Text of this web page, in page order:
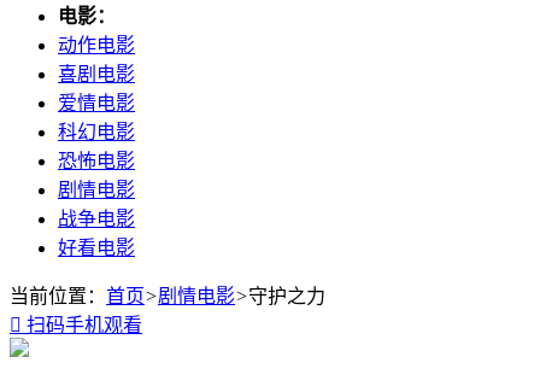
电影：
动作电影
喜剧电影
爱情电影
科幻电影
恐怖电影
剧情电影
战争电影
好看电影
当前位置： 首页>剧情电影>守护之力
 扫码手机观看